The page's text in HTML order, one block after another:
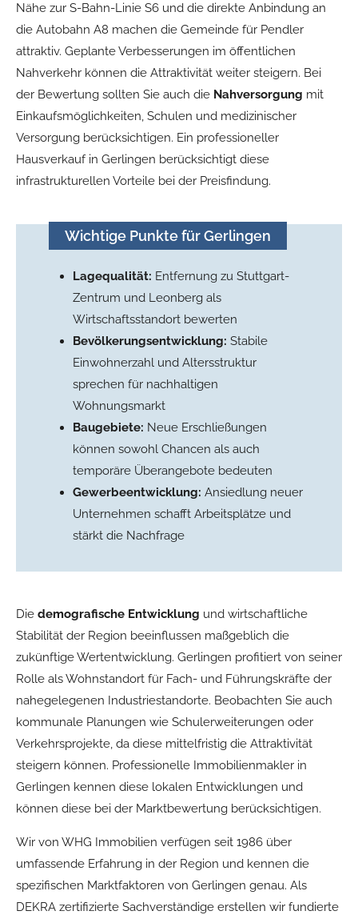
Nähe zur S-Bahn-Linie S6 und die direkte Anbindung an
die Autobahn A8 machen die Gemeinde für Pendler
attraktiv. Geplante Verbesserungen im öffentlichen
Nahverkehr können die Attraktivität weiter steigern. Bei
der Bewertung sollten Sie auch die Nahversorgung mit
Einkaufsmöglichkeiten, Schulen und medizinischer
Versorgung berücksichtigen. Ein professioneller
Hausverkauf in Gerlingen berücksichtigt diese
infrastrukturellen Vorteile bei der Preisfindung.
Wichtige Punkte für Gerlingen
Lagequalität: Entfernung zu Stuttgart-
Zentrum und Leonberg als
Wirtschaftsstandort bewerten
Bevölkerungsentwicklung: Stabile
Einwohnerzahl und Altersstruktur
sprechen für nachhaltigen
Wohnungsmarkt
Baugebiete: Neue Erschließungen
können sowohl Chancen als auch
temporäre Überangebote bedeuten
Gewerbeentwicklung: Ansiedlung neuer
Unternehmen schafft Arbeitsplätze und
stärkt die Nachfrage
Die demografische Entwicklung und wirtschaftliche
Stabilität der Region beeinflussen maßgeblich die
zukünftige Wertentwicklung. Gerlingen profitiert von seiner
Rolle als Wohnstandort für Fach- und Führungskräfte der
nahegelegenen Industriestandorte. Beobachten Sie auch
kommunale Planungen wie Schulerweiterungen oder
Verkehrsprojekte, da diese mittelfristig die Attraktivität
steigern können. Professionelle Immobilienmakler in
Gerlingen kennen diese lokalen Entwicklungen und
können diese bei der Marktbewertung berücksichtigen.
Wir von WHG Immobilien verfügen seit 1986 über
umfassende Erfahrung in der Region und kennen die
spezifischen Marktfaktoren von Gerlingen genau. Als
DEKRA zertifizierte Sachverständige erstellen wir fundierte